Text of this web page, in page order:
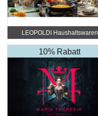
LEOPOLDI Haushaltswaren
10% Rabatt